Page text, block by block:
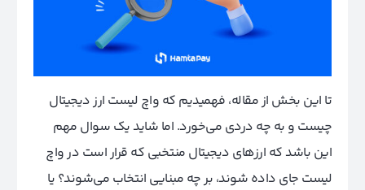
تا این بخش از مقاله، فهمیدیم که واچ لیست ارز دیجیتال
چیست و به چه دردی می‌خورد. اما شاید یک سوال مهم
این باشد که ارزهای دیجیتال منتخبی که قرار است در واچ
لیست جای داده شوند، بر چه مبنایی انتخاب می‌شوند؟ یا